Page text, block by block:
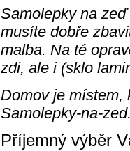
Samolepky na
musíte dobře
malba. Na té
zdi, ale i (sklo
Domov je místem,
Samolepky-na-
Příjemný výběr